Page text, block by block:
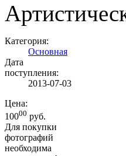
Категория:
Основная
Дата
поступления:
2013-07-03
Цена:
10000 руб.
Для покупки
фотографий
необходима